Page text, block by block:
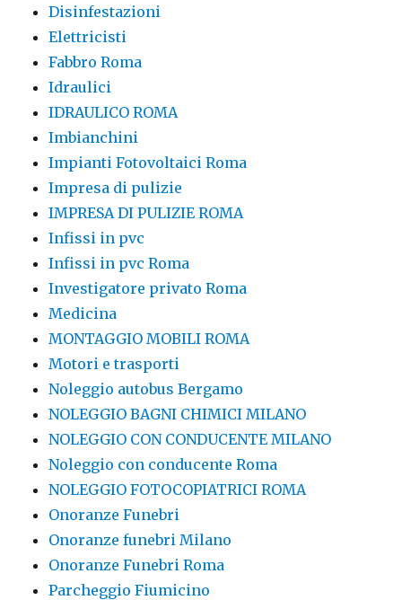
Disinfestazioni
Elettricisti
Fabbro Roma
Idraulici
IDRAULICO ROMA
Imbianchini
Impianti Fotovoltaici Roma
Impresa di pulizie
IMPRESA DI PULIZIE ROMA
Infissi in pvc
Infissi in pvc Roma
Investigatore privato Roma
Medicina
MONTAGGIO MOBILI ROMA
Motori e trasporti
Noleggio autobus Bergamo
NOLEGGIO BAGNI CHIMICI MILANO
NOLEGGIO CON CONDUCENTE MILANO
Noleggio con conducente Roma
NOLEGGIO FOTOCOPIATRICI ROMA
Onoranze Funebri
Onoranze funebri Milano
Onoranze Funebri Roma
Parcheggio Fiumicino